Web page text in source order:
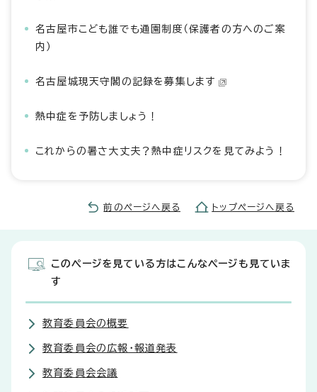
名古屋市こども誰でも通園制度（保護者の方へのご案
内）
名古屋城現天守閣の記録を募集します
熱中症を予防しましょう！
これからの暑さ大丈夫？熱中症リスクを見てみよう！
前のページへ戻る トップページへ戻る
このページを見ている方はこんなページも見ていま
す
教育委員会の概要
教育委員会の広報・報道発表
教育委員会会議